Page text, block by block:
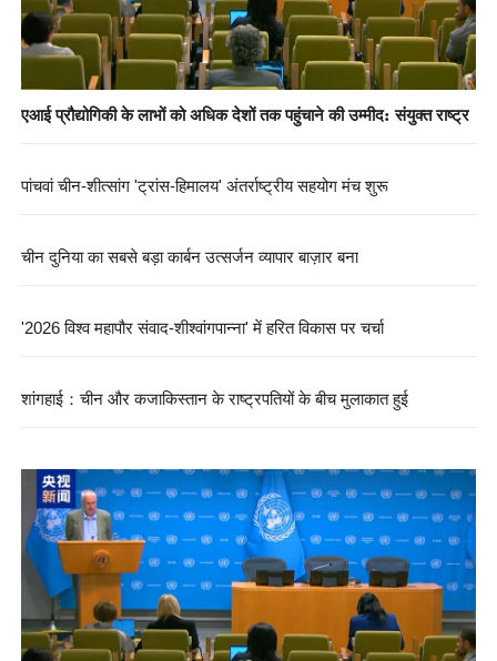
एआई प्रौद्योगिकी के लाभों को अधिक देशों तक पहुंचाने की उम्मीद: संयुक्त राष्ट्र
पांचवां चीन-शीत्सांग 'ट्रांस-हिमालय' अंतर्राष्ट्रीय सहयोग मंच शुरू
चीन दुनिया का सबसे बड़ा कार्बन उत्सर्जन व्यापार बाज़ार बना
'2026 विश्व महापौर संवाद-शीश्वांगपान्ना' में हरित विकास पर चर्चा
शांगहाई：चीन और कजाकिस्तान के राष्ट्रपतियों के बीच मुलाकात हुई